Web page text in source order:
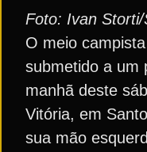
Foto: Ivan
O meio
submetido a um
manhã deste
Vitória, em
sua mão